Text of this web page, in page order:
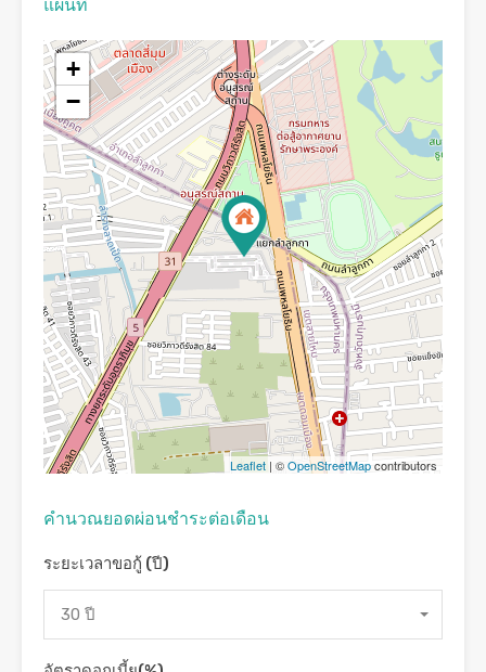
แผนที่
+
−
Leaflet | ©OpenStreetMapcontributors
คํานวณยอดผ่อนชําระต่อเดือน
ระยะเวลาขอกู้ (ปี)
30 ปี